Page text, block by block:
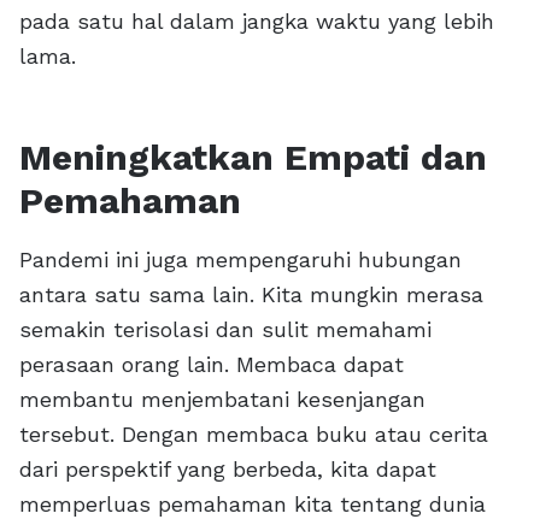
pada satu hal dalam jangka waktu yang lebih
lama.
Meningkatkan Empati dan
Pemahaman
Pandemi ini juga mempengaruhi hubungan
antara satu sama lain. Kita mungkin merasa
semakin terisolasi dan sulit memahami
perasaan orang lain. Membaca dapat
membantu menjembatani kesenjangan
tersebut. Dengan membaca buku atau cerita
dari perspektif yang berbeda, kita dapat
memperluas pemahaman kita tentang dunia